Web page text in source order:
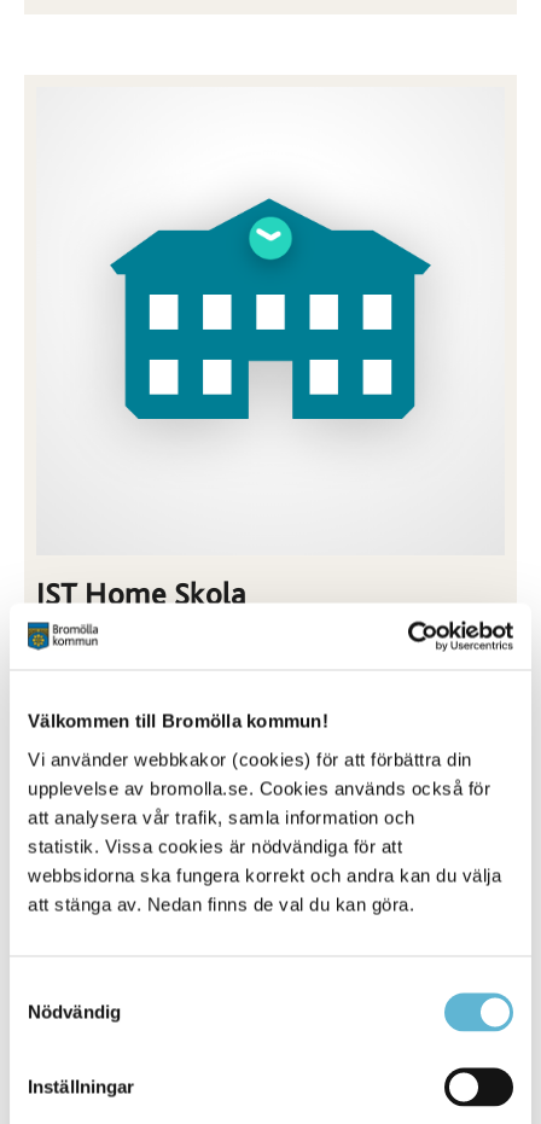
Välkommen till Bromölla kommun!
Vi använder webbkakor (cookies) för att förbättra din
upplevelse av bromolla.se. Cookies används också för
att analysera vår trafik, samla information och
statistik. Vissa cookies är nödvändiga för att
webbsidorna ska fungera korrekt och andra kan du välja
att stänga av. Nedan finns de val du kan göra.
Nödvändig
Inställningar
IST Home Skola
I IST Home Skola använder du appen för att skicka in
schema, anmäla frånvaro och uppdatera
2025 byter vi till InfoMentor Hub. Mer information om
övergången skickas ut längre fram. IST Home skola